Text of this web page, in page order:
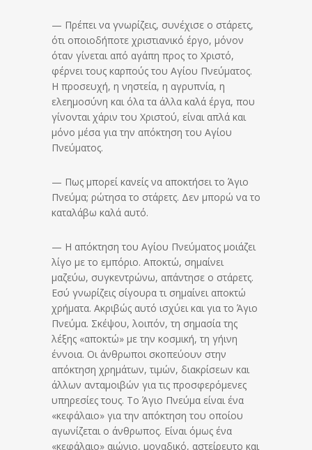
— Πρέπει να γνωρίζεις, συνέχισε ο στάρετς,
ότι οποιοδήποτε χριστιανικό έργο, μόνον
όταν γίνεται από αγάπη προς το Χριστό,
φέρνει τους καρπούς του Αγίου Πνεύματος.
Η προσευχή, η νηστεία, η αγρυπνία, η
ελεημοσύνη και όλα τα άλλα καλά έργα, που
γίνονται χάριν του Χριστού, είναι απλά και
μόνο μέσα για την απόκτηση του Αγίου
Πνεύματος.
— Πως μπορεί κανείς να αποκτήσει το Άγιο
Πνεύμα; ρώτησα το στάρετς. Δεν μπορώ να το
καταλάβω καλά αυτό.
— Η απόκτηση του Αγίου Πνεύματος μοιάζει
λίγο με το εμπόριο. Αποκτώ, σημαίνει
μαζεύω, συγκεντρώνω, απάντησε ο στάρετς.
Εσύ γνωρίζεις σίγουρα τι σημαίνει αποκτώ
χρήματα. Ακριβώς αυτό ισχύει και για το Άγιο
Πνεύμα. Σκέψου, λοιπόν, τη σημασία της
λέξης «αποκτώ» με την κοσμική, τη γήινη
έννοια. Οι άνθρωποι σκοπεύουν στην
απόκτηση χρημάτων, τιμών, διακρίσεων και
άλλων ανταμοιβών για τις προσφερόμενες
υπηρεσίες τους. Το Άγιο Πνεύμα είναι ένα
«κεφάλαιο» για την απόκτηση του οποίου
αγωνίζεται ο άνθρωπος. Είναι όμως ένα
«κεφάλαιο» αιώνιο, μοναδικό, αστείρευτο και